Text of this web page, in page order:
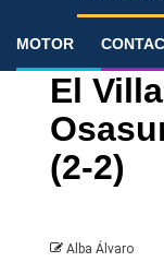
MOTORFútbol español
El
(2-2)
Alba Álvaro